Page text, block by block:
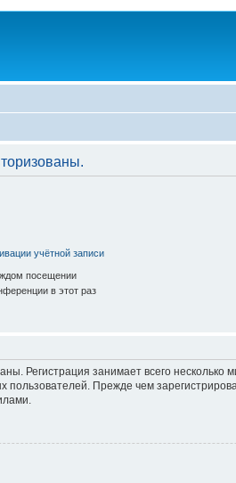
учётной записи
посещении
в этот раз
Регистрация занимает всего
пользователей. Прежде чем